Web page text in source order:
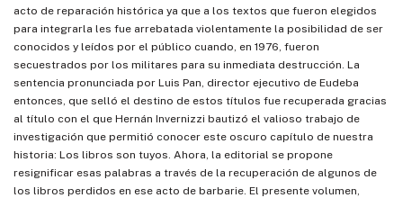
acto de reparación histórica ya que a los textos que fueron elegidos
para integrarla les fue arrebatada violentamente la posibilidad de ser
conocidos y leídos por el público cuando, en 1976, fueron
secuestrados por los militares para su inmediata destrucción. La
sentencia pronunciada por Luis Pan, director ejecutivo de Eudeba
entonces, que selló el destino de estos títulos fue recuperada gracias
al título con el que Hernán Invernizzi bautizó el valioso trabajo de
investigación que permitió conocer este oscuro capítulo de nuestra
historia: Los libros son tuyos. Ahora, la editorial se propone
resignificar esas palabras a través de la recuperación de algunos de
los libros perdidos en ese acto de barbarie. El presente volumen,